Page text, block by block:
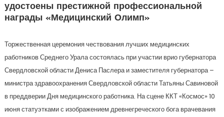
удостоены престижной профессиональной
награды «Медицинский Олимп»
Торжественная церемония чествования лучших медицинских
работников Среднего Урала состоялась при участии врио губернатора
Свердловской области Дениса Паслера и заместителя губернатора –
министра здравоохранения Свердловской области Татьяны Савиновой
в преддверии Дня медицинского работника. На сцене ККТ «Космос» 10
июня статуэтками с изображением древнегреческого бога врачевания